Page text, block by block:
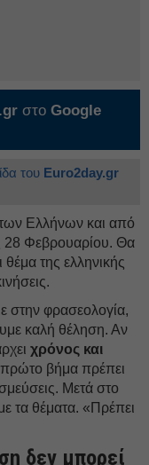
στο Google
του Euro2day.gr
Ελλήνων και από
28 Φεβρουαρίου. Θα
θέμα της ελληνικής
στην φρασεολογία,
καλή θέληση. Αν
χρόνος και
πρώτο βήμα πρέπει
Μετά στο
τα θέματα. «Πρέπει
δεν μπορεί